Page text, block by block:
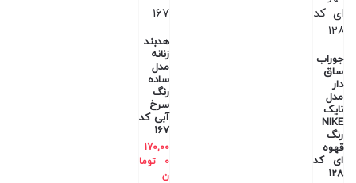
جوراب
ساق
دار
مدل
نایک
NIKE
رنگ
قهوه
ای کد
128
هدبند
زنانه
مدل
ساده
رنگ
سرخ
آبی کد
167
170,00
0
توما
ن